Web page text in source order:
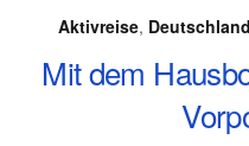
Aktivreise, Deutschland
Mit dem